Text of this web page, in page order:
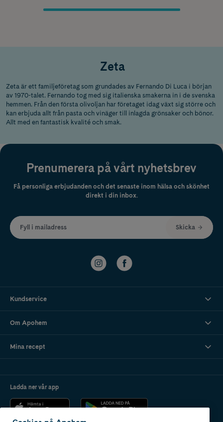
Zeta
Zeta är ett familjeföretag som grundades av Fernando Di Luca i början
av 1970-talet. Fernando tog med sig italienska smakerna in i de svenska
hemmen. Från den första olivoljan har företaget idag växt sig större och
kan erbjuda allt från pasta och vinäger till inlagda grönsaker och bönor.
Allt med en fantastisk kvalité och smak.
Prenumerera på vårt nyhetsbrev
Få personliga erbjudanden och det senaste inom hälsa och skönhet
direkt i din inbox.
Fyll i mailadress Skicka
Kundservice
Om Apohem
Mina recept
Ladda ner vår app